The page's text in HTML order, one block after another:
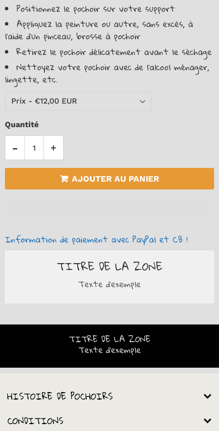
Positionnez le pochoir sur votre support
Appliquez la peinture ou autre, sans excès, à
l’aide d’un pinceau, brosse à pochoir
Retirez le pochoir délicatement avant le séchage
Nettoyez votre pochoir avec de l'alcool ménager,
lingette, etc.
Quantité
+
-
AJOUTER AU PANIER
Information de paiement avec PayPal et CB !
TITRE DE LA ZONE
Texte d'exemple
TITRE DE LA ZONE
Texte d'exemple
HISTOIRE DE POCHOIRS
CONDITIONS